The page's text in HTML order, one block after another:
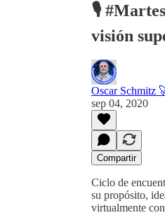
🎙️
visión
Oscar Schmitz
sep 04, 2020
Compartir
Ciclo de
su propósito,
virtualmente